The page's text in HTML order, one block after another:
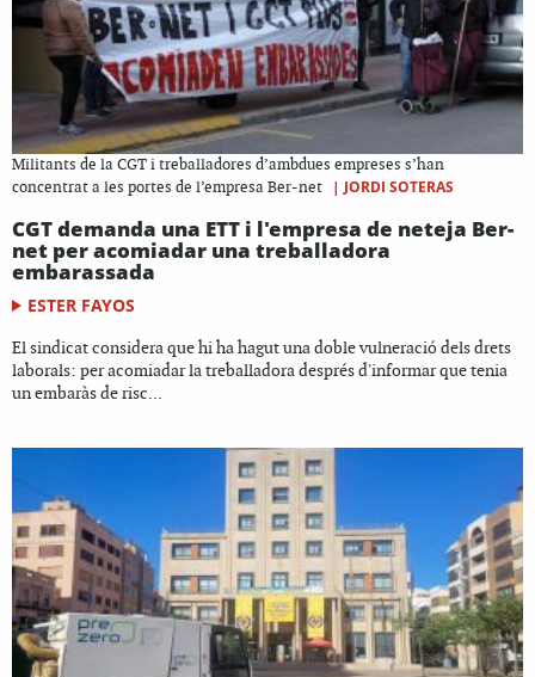
Militants de la CGT i treballadores d’ambdues empreses s’han
concentrat a les portes de l’empresa Ber-net
| JORDI SOTERAS
CGT demanda una ETT i l'empresa de neteja Ber-
net per acomiadar una treballadora
embarassada
ESTER FAYOS
El sindicat considera que hi ha hagut una doble vulneració dels drets
laborals: per acomiadar la treballadora després d'informar que tenia
un embaràs de risc...